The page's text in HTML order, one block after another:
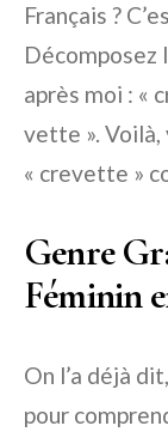
Français ?
Décomposez
après moi : «
vette ». Voilà,
« crevette »
Genre
Féminin
On l’a déjà
pour